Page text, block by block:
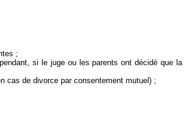
;
si le juge ou les parents ont décidé que la
cas de divorce par consentement mutuel) ;